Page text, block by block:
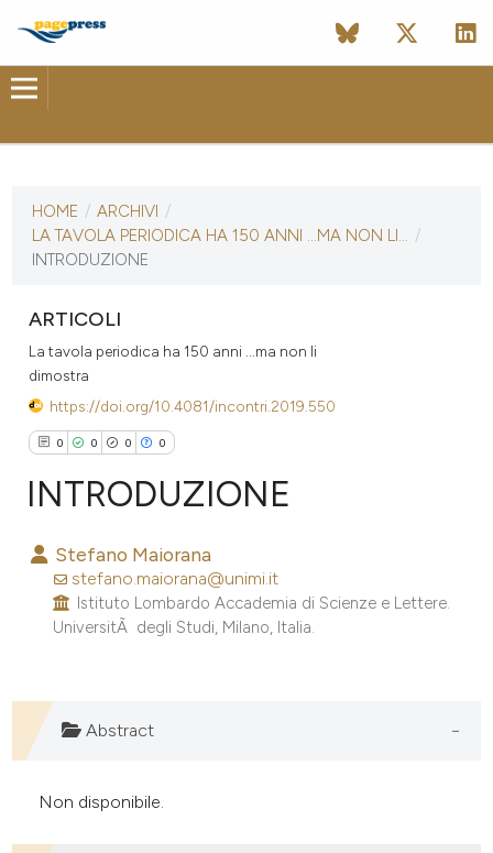
10 ottobre 2019
HOME / ARCHIVI /
LA TAVOLA PERIODICA HA 150 ANNI ...MA NON LI... /
INTRODUZIONE
ARTICOLI
La tavola periodica ha 150 anni ...ma non li
dimostra
https://doi.org/10.4081/incontri.2019.550
0 0 0 0
Citing Publications
Supporting
INTRODUZIONE
Stefano Maiorana
stefano.maiorana@unimi.it
Istituto Lombardo Accademia di Scienze e Lettere.
UniversitÃ degli Studi, Milano, Italia.
Abstract
Non disponibile.